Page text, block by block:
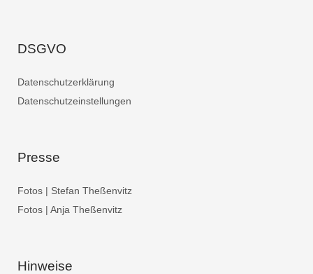
DSGVO
Datenschutzerklärung
Datenschutzeinstellungen
Presse
Fotos | Stefan Theßenvitz
Fotos | Anja Theßenvitz
Hinweise